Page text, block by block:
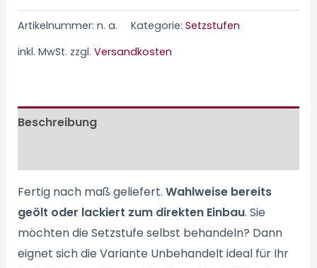
Artikelnummer: n. a. Kategorie: Setzstufen
inkl. MwSt. zzgl. Versandkosten
Beschreibung
Fertig nach maß geliefert. Wahlweise bereits
geölt oder lackiert zum direkten Einbau. Sie
möchten die Setzstufe selbst behandeln? Dann
eignet sich die Variante Unbehandelt ideal für Ihr